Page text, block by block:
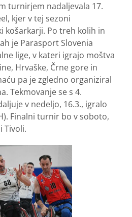
turnirjem nadaljevala 17.
kjer v tej sezoni
košarkarji. Po treh kolih in
je Parasport Slovenia
lige, v kateri igrajo moštva
Hrvaške, Črne gore in
pa je zgledno organiziral
Tekmovanje se s 4.
v nedeljo, 16.3., igralo
Finalni turnir bo v soboto,
Tivoli.